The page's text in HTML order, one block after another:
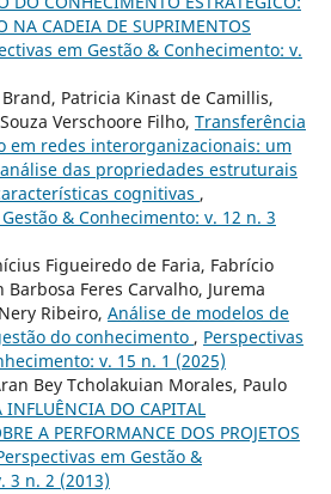
NA CADEIA DE SUPRIMENTOS
em Gestão & Conhecimento: v.
Patricia Kinast de Camillis,
Verschoore Filho, Transferência
em redes interorganizacionais: um
das propriedades estruturais
cognitivas ,
& Conhecimento: v. 12 n. 3
Figueiredo de Faria, Fabrício
Feres Carvalho, Jurema
Ribeiro, Análise de modelos de
do conhecimento , Perspectivas
v. 15 n. 1 (2025)
Bey Tcholakuian Morales, Paulo
INFLUÊNCIA DO CAPITAL
A PERFORMANCE DOS PROJETOS
em Gestão &
3 n. 2 (2013)